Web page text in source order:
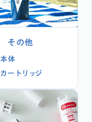
その他
本体
カートリッジ